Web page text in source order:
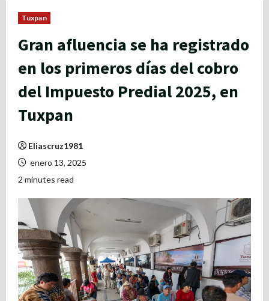
Tuxpan
Gran afluencia se ha registrado
en los primeros días del cobro
del Impuesto Predial 2025, en
Tuxpan
Eliascruz1981
enero 13, 2025
2 minutes read